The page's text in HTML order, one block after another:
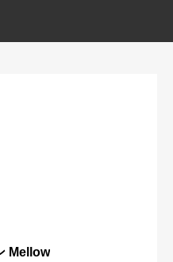
Mellow